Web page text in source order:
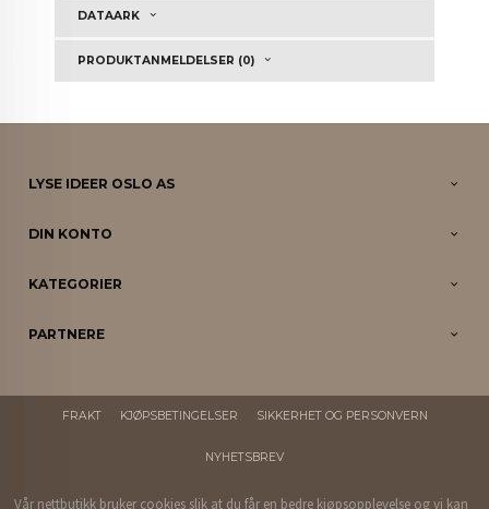
DATAARK
PRODUKTANMELDELSER (0)
LYSE IDEER OSLO AS
DIN KONTO
KATEGORIER
PARTNERE
FRAKT KJØPSBETINGELSER SIKKERHET OG PERSONVERN
NYHETSBREV
Vår nettbutikk bruker cookies slik at du får en bedre kjøpsopplevelse og vi kan